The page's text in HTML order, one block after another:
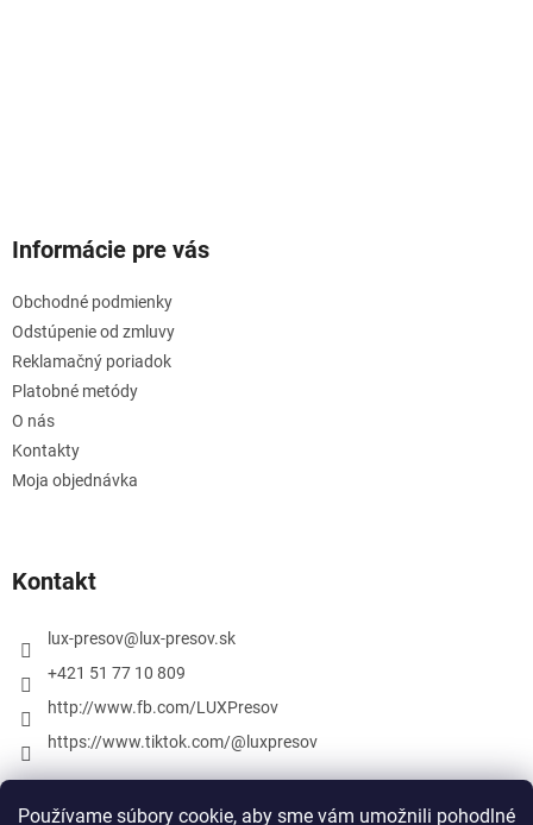
Používame súbory cookie, aby sme vám umožnili pohodlné
Informácie pre vás
Obchodné podmienky
Odstúpenie od zmluvy
Reklamačný poriadok
Platobné metódy
O nás
Kontakty
Moja objednávka
Kontakt
lux-presov@ lux-presov.sk
+421 51 77 10 809
http://www.fb.com/LUXPresov
https://www.tiktok.com/@luxpresov